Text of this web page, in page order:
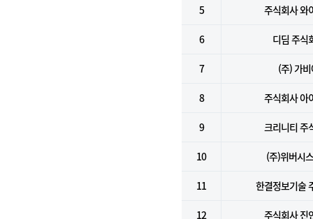
5 주식회사 와
6 디딤 주식
7 (주) 가
8 주식회사 아
9 크리니티 주
10 (주)위버시
11 한결정보기술
12 주식회사 진